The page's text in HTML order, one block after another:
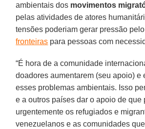
ambientais dos movimentos
pelas atividades de atores
tensões poderiam gerar pressão
fronteiras para pessoas com
“É hora de a comunidade
doadores aumentarem (seu apoio) e
esses problemas ambientais. Isso
e a outros países dar o apoio de que
urgentemente os refugiados e
venezuelanos e as comunidades